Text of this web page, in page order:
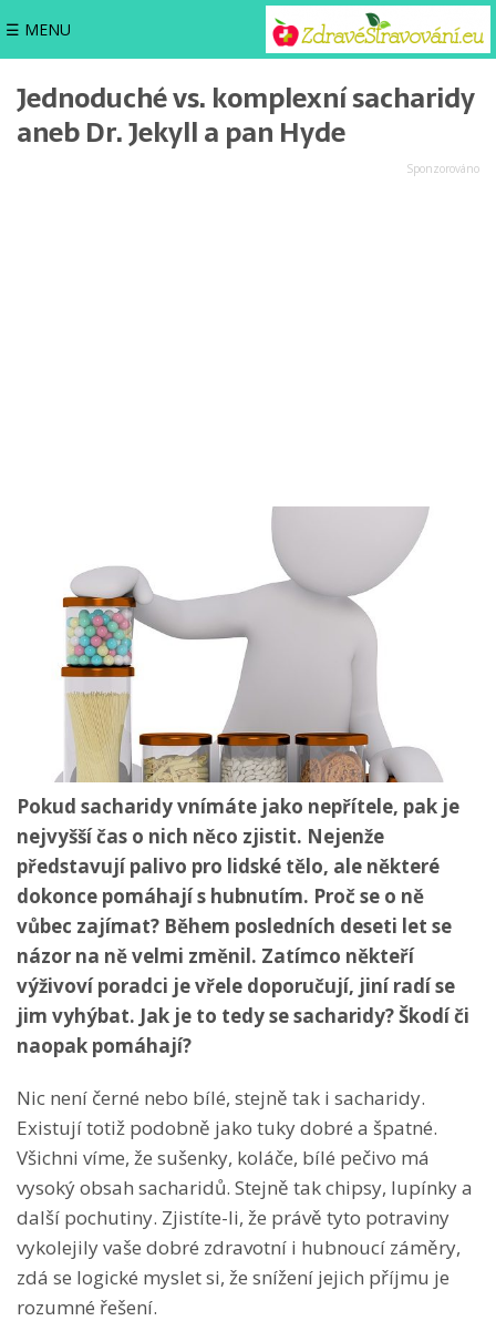
☰ MENU
Jednoduché vs. komplexní sacharidy
aneb Dr. Jekyll a pan Hyde
Pokud sacharidy vnímáte jako nepřítele, pak je
nejvyšší čas o nich něco zjistit. Nejenže
představují palivo pro lidské tělo, ale některé
dokonce pomáhají s hubnutím. Proč se o ně
vůbec zajímat? Během posledních deseti let se
názor na ně velmi změnil. Zatímco někteří
výživoví poradci je vřele doporučují, jiní radí se
jim vyhýbat. Jak je to tedy se sacharidy? Škodí či
naopak pomáhají?
Nic není černé nebo bílé, stejně tak i sacharidy.
Existují totiž podobně jako tuky dobré a špatné.
Všichni víme, že sušenky, koláče, bílé pečivo má
vysoký obsah sacharidů. Stejně tak chipsy, lupínky a
další pochutiny. Zjistíte-li, že právě tyto potraviny
vykolejily vaše dobré zdravotní i hubnoucí záměry,
zdá se logické myslet si, že snížení jejich příjmu je
rozumné řešení.